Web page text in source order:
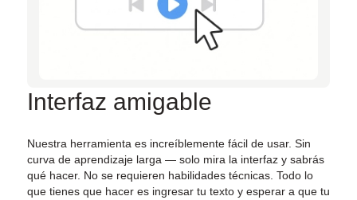
Interfaz amigable
Nuestra herramienta es increíblemente fácil de usar. Sin
curva de aprendizaje larga — solo mira la interfaz y sabrás
qué hacer. No se requieren habilidades técnicas. Todo lo
que tienes que hacer es ingresar tu texto y esperar a que tu